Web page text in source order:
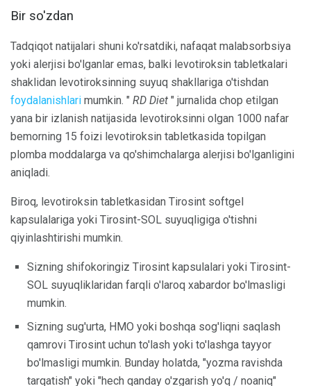
Bir so'zdan
Tadqiqot natijalari shuni ko'rsatdiki, nafaqat malabsorbsiya
yoki alerjisi bo'lganlar emas, balki levotiroksin tabletkalari
shaklidan levotiroksinning suyuq shakllariga o'tishdan
foydalanishlari mumkin. " RD Diet " jurnalida chop etilgan
yana bir izlanish natijasida levotiroksinni olgan 1000 nafar
bemorning 15 foizi levotiroksin tabletkasida topilgan
plomba moddalarga va qo'shimchalarga alerjisi bo'lganligini
aniqladi.
Biroq, levotiroksin tabletkasidan Tirosint softgel
kapsulalariga yoki Tirosint-SOL suyuqligiga o'tishni
qiyinlashtirishi mumkin.
Sizning shifokoringiz Tirosint kapsulalari yoki Tirosint-
SOL suyuqliklaridan farqli o'laroq xabardor bo'lmasligi
mumkin.
Sizning sug'urta, HMO yoki boshqa sog'liqni saqlash
qamrovi Tirosint uchun to'lash yoki to'lashga tayyor
bo'lmasligi mumkin. Bunday holatda, "yozma ravishda
tarqatish" yoki "hech qanday o'zgarish yo'q / noaniq"